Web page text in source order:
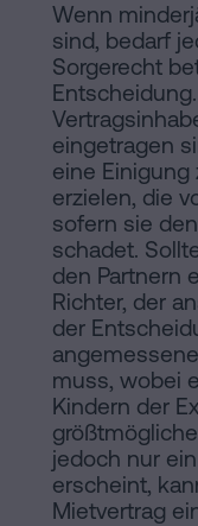
Wenn
sind, bedarf
Sorgerecht
eingetragen
eine
erzielen, die
sofern sie
schadet.
den Partnern
Richter, der
der
muss, wobei
Kindern der
jedoch nur
erscheint,
Mietvertrag